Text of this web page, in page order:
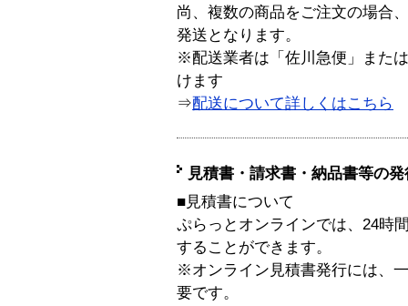
尚、複数の商品をご注文の場合
発送となります。
※配送業者は「佐川急便」また
けます
⇒配送について詳しくはこちら
見積書・請求書・納品書等の
■見積書について
ぷらっとオンラインでは、24時
することができます。
※オンライン見積書発行には、
要です。